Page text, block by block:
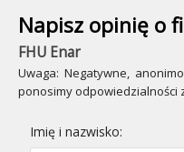
Napisz opinię o
FHU Enar
Uwaga: Negatywne,
ponosimy odpowiedzialności
Imię i nazwisko: